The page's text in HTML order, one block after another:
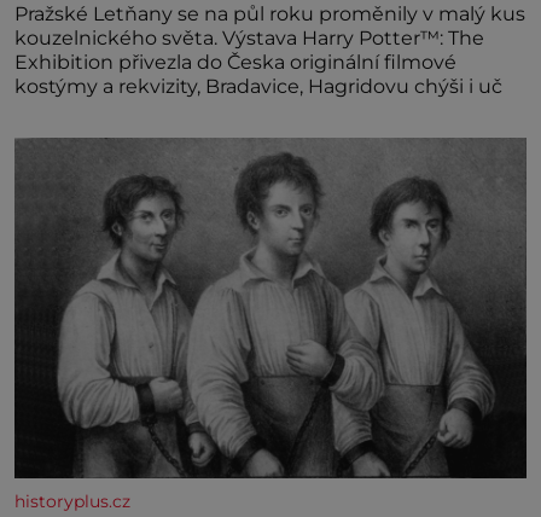
Pražské Letňany se na půl roku proměnily v malý kus
kouzelnického světa. Výstava Harry Potter™: The
Exhibition přivezla do Česka originální filmové
kostýmy a rekvizity, Bradavice, Hagridovu chýši i uč
historyplus.cz